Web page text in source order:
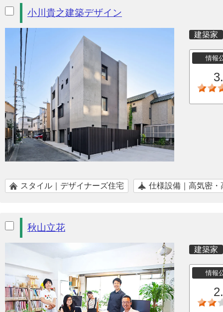
小川貴之建築デザイン
建築家
情報
スタイル｜デザイナーズ住宅 仕様設備｜高気密・
秋山立花
建築家
情報